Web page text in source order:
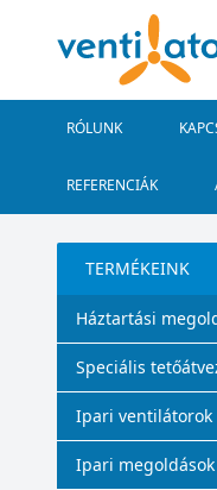
RÓLUNK
REFERENCIÁK
TERMÉKEINK
Háztartási
Speciális
Ipari ventilátorok
Ipari megoldások